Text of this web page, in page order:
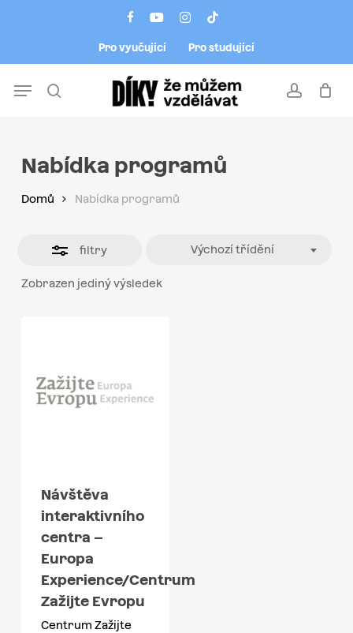
facebookyoutubeinstagram
tiktok
Pro vyučující Pro studující
account
Menu
Nabídka programů
Domů Nabídka programů
filtry
Zobrazen jediný výsledek
Výchozí třídění
Návštěva
interaktivního
centra –
Europa
Experience/Centrum
Zažijte Evropu
Centrum Zažijte